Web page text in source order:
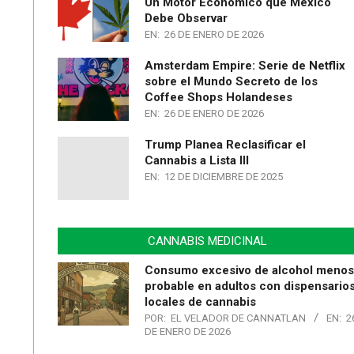
Debe Observar
EN: 26 DE ENERO DE 2026
Amsterdam Empire: Serie de Netflix
sobre el Mundo Secreto de los
Coffee Shops Holandeses
EN: 26 DE ENERO DE 2026
Trump Planea Reclasificar el
Cannabis a Lista III
EN: 12 DE DICIEMBRE DE 2025
CANNABIS MEDICINAL
Consumo excesivo de alcohol menos
probable en adultos con
locales de cannabis
POR: EL VELADOR DE CANNATLAN EN:
DE ENERO DE 2026